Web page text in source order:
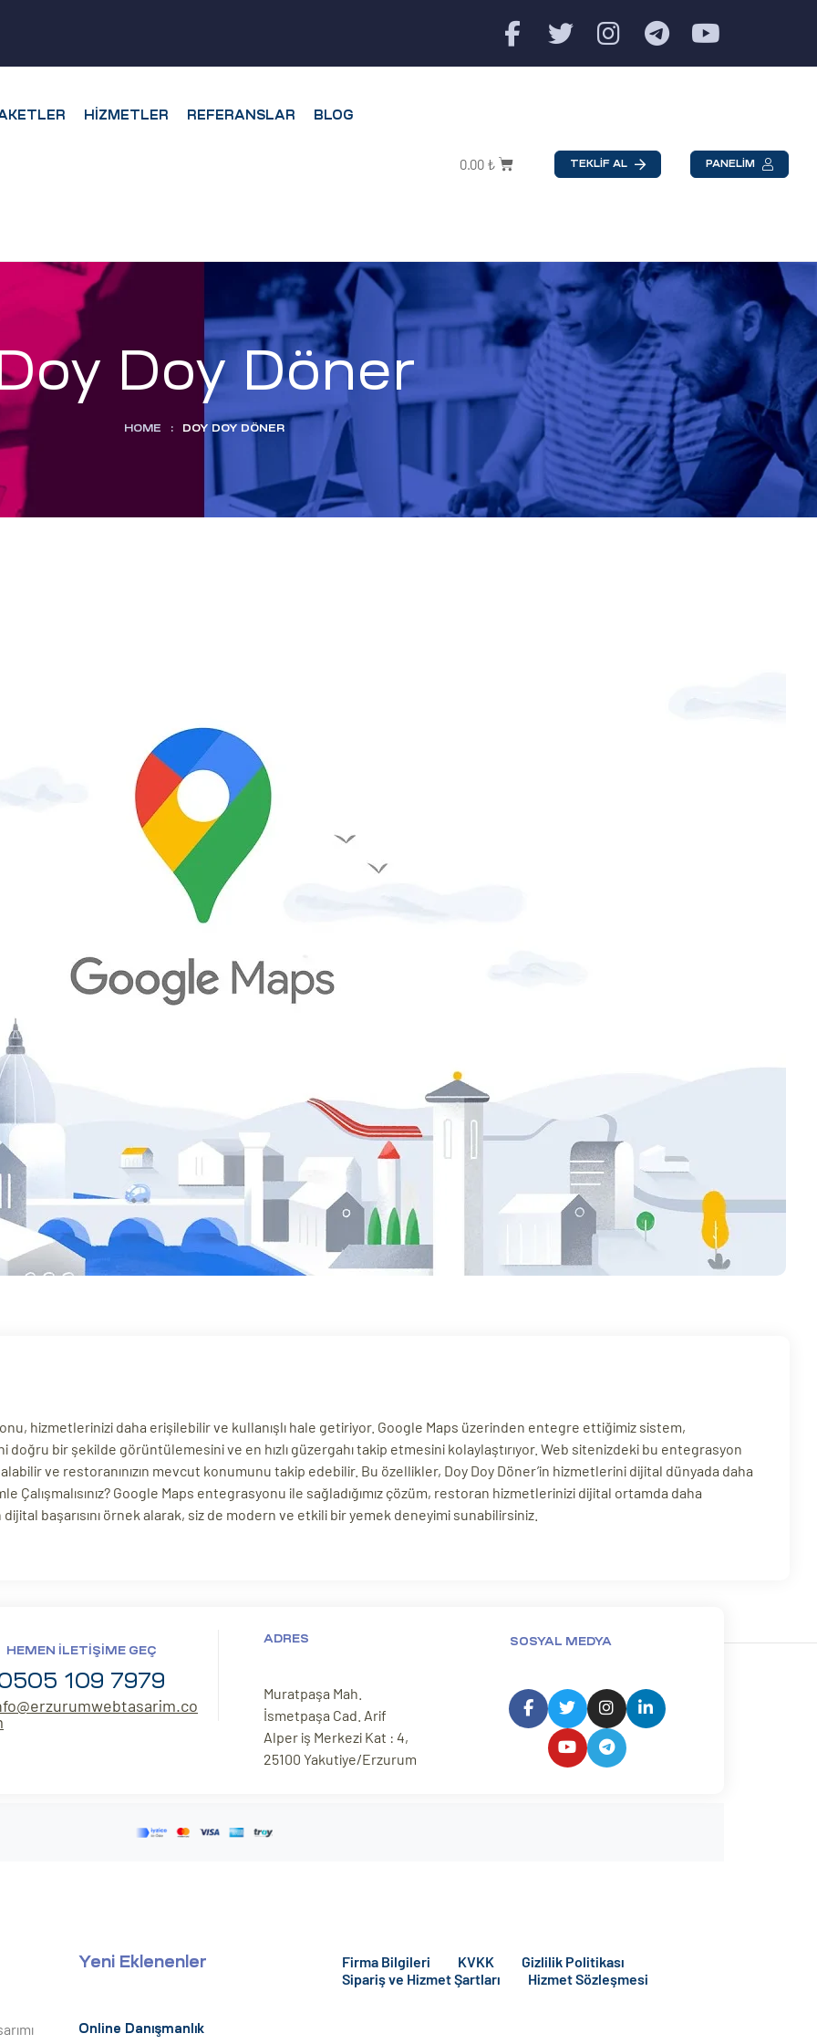
HIZMETLER REFERANSLAR BLOG
0.00 ₺ TEKLİF AL PANELİM
Doy Döner
HOME : DOY DOY DÖNER
hizmetlerinizi daha erişilebilir ve kullanışlı hale getiriyor. Google Maps üzerinden entegre ettiğimiz sistem,
doğru bir şekilde görüntülemesini ve en hızlı güzergahı takip etmesini kolaylaştırıyor. Web sitenizdeki bu entegrasyon
ve restoranınızın mevcut konumunu takip edebilir. Bu özellikler, Doy Doy Döner’in hizmetlerini dijital dünyada daha
Çalışmalısınız? Google Maps entegrasyonu ile sağladığımız çözüm, restoran hizmetlerinizi dijital ortamda daha
başarısını örnek alarak, siz de modern ve etkili bir yemek deneyimi sunabilirsiniz.
HEMEN İLETIŞIME GEÇ
109 7979
ADRES
Muratpaşa Mah.
İsmetpaşa Cad. Arif
Alper iş Merkezi Kat : 4,
25100 Yakutiye/Erzurum
SOSYAL MEDYA
Yeni Eklenenler
Online Danışmanlık
Firma Bilgileri KVKK
Gizlilik Politikası
Sipariş ve Hizmet Şartları
Hizmet Sözleşmesi